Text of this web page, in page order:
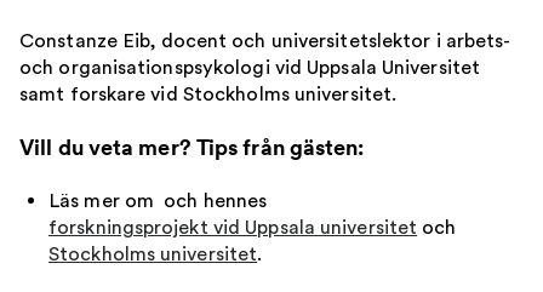
Constanze Eib, docent och universitetslektor i arbets-
och organisationspsykologi vid Uppsala Universitet
samt forskare vid Stockholms universitet.
Vill du veta mer? Tips från gästen:
Läs mer om och hennes
forskningsprojekt vid Uppsala universitet och
Stockholms universitet.